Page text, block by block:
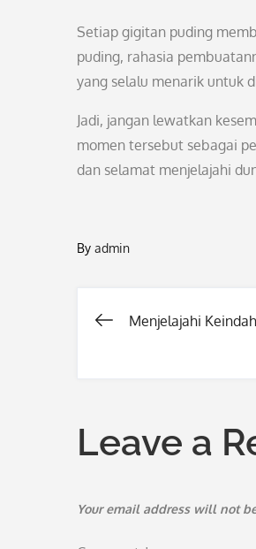
Setiap gigitan puding
puding, rahasia
yang selalu menarik untuk
Jadi, jangan lewatkan
momen tersebut sebagai
dan selamat menjelajahi
By admin
Post
Menjelajahi
Leave a
Your email address will not